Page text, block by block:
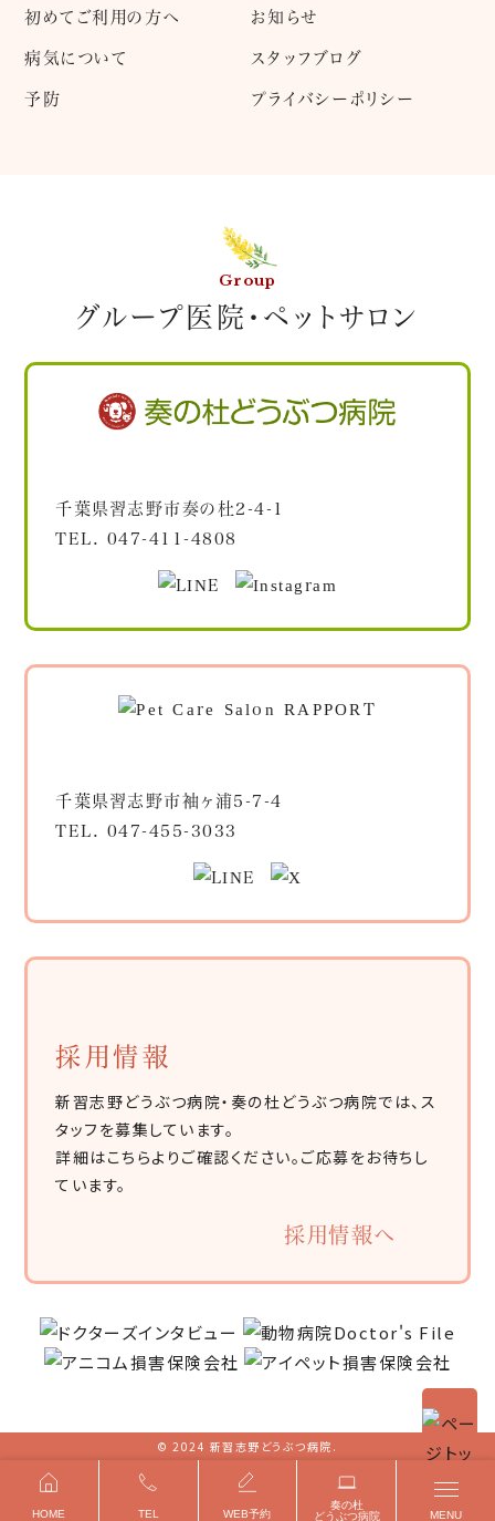
初めてご利用の方へ
病気について
予防
お知らせ
スタッフブログ
プライバシーポリシー
Group
グループ医院・ペットサロン
千葉県習志野市奏の杜2-4-1
TEL. 047-411-4808
千葉県習志野市袖ヶ浦5-7-4
TEL. 047-455-3033
採用情報
新習志野どうぶつ病院・奏の杜どうぶつ病院では、ス
タッフを募集しています。
詳細はこちらよりご確認ください。ご応募をお待ちし
ています。
採用情報へ
© 2024 新習志野どうぶつ病院.
HOME TEL WEB予約
奏の杜
どうぶつ病院
MENU